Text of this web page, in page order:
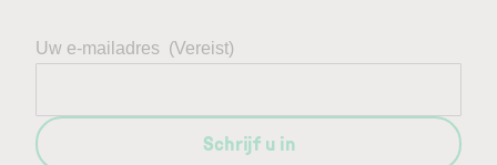
Uw e-mailadres (Vereist)
Schrijf u in